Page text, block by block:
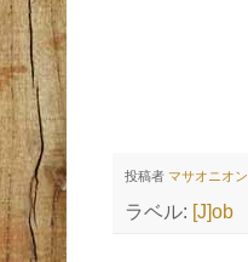
投稿者 マサオニオン
ラベル: [J]ob